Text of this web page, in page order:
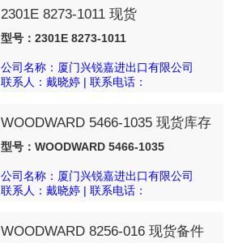
2301E 8273-1011 现货
型号：2301E 8273-1011
公司名称：厦门兴锐嘉进出口有限公司
联系人：戴晓婷 | 联系电话：
WOODWARD 5466-1035 现货库存
型号：WOODWARD 5466-1035
公司名称：厦门兴锐嘉进出口有限公司
联系人：戴晓婷 | 联系电话：
WOODWARD 8256-016 现货备件